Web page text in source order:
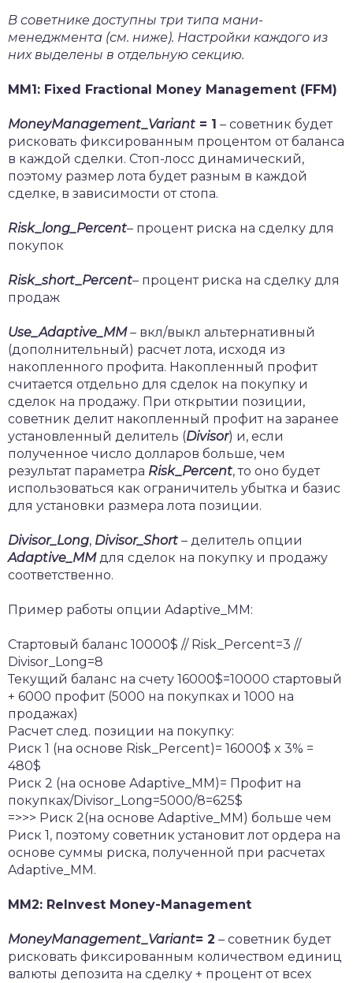
В советнике доступны три типа мани-
менеджмента (см. ниже). Настройки каждого из
них выделены в отдельную секцию.
MM1: Fixed Fractional Money Management (FFM)
MoneyManagement_Variant = 1 – советник будет
рисковать фиксированным процентом от баланса
в каждой сделки. Стоп-лосс динамический,
поэтому размер лота будет разным в каждой
сделке, в зависимости от стопа.
Risk_long_Percent– процент риска на сделку для
покупок
Risk_short_Percent– процент риска на сделку для
продаж
Use_Adaptive_MM– вкл/выкл альтернативный
(дополнительный) расчет лота, исходя из
накопленного профита. Накопленный профит
считается отдельно для сделок на покупку и
сделок на продажу. При открытии позиции,
советник делит накопленный профит на заранее
установленный делитель (Divisor) и, если
полученное число долларов больше, чем
результат параметра Risk_Percent, то оно будет
использоваться как ограничитель убытка и базис
для установки размера лота позиции.
Divisor_Long, Divisor_Short – делитель опции
Adaptive_MMдля сделок на покупку и продажу
соответственно.
Пример работы опции Adaptive_MM:
Стартовый баланс 10000$ // Risk_Percent=3 //
Divisor_Long=8
Текущий баланс на счету 16000$=10000 стартовый
+ 6000 профит (5000 на покупках и 1000 на
продажах)
Расчет след. позиции на покупку:
Риск 1 (на основе Risk_Percent)= 16000$ x 3% =
480$
Риск 2 (на основе Adaptive_MM)= Профит на
покупках/Divisor_Long=5000/8=625$
=>>> Риск 2(на основе Adaptive_MM) больше чем
Риск 1, поэтому советник установит лот ордера на
основе суммы риска, полученной при расчетах
Adaptive_MM.
MM2: ReInvest Money-Management
MoneyManagement_Variant= 2 – советник будет
рисковать фиксированным количеством единиц
валюты депозита на сделку + процент от всех